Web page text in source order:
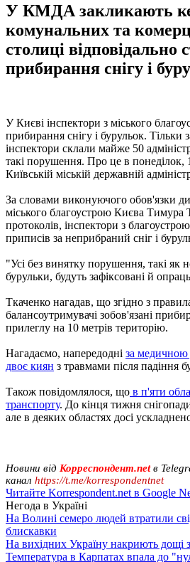
У КМДА закликають
комунальних та
столиці відповідально
прибирання снігу і
У Києві інспектори з міського
прибирання снігу і бурульок. Тільки
інспектори склали майже 50
такі порушення. Про це в понеділок,
Київській міській державній
За словами виконуючого обов'язки
міського благоустрою Києва Тимура
протоколів, інспектори з
приписів за неприбраний сніг і
"Усі без винятку порушення, такі як
бурульки, будуть зафіксовані й
Ткаченко нагадав, що згідно з
балансоутримувачі зобов'язані
прилеглу на 10 метрів територію.
Нагадаємо, напередодні за медичною
двоє киян з травмами після падіння
Також повідомлялося, що в п'яти
транспорту. До кінця тижня
але в деяких областях досі
Новини від Корреспондент.netв
канал https://t.me/korrespondentnet
Читайте Korrespondent.net в Google
Негода в Україні
На Волині семеро людей втратили
блискавки
На вихідних Україну накриють дощі
Температура в Карпатах впала до